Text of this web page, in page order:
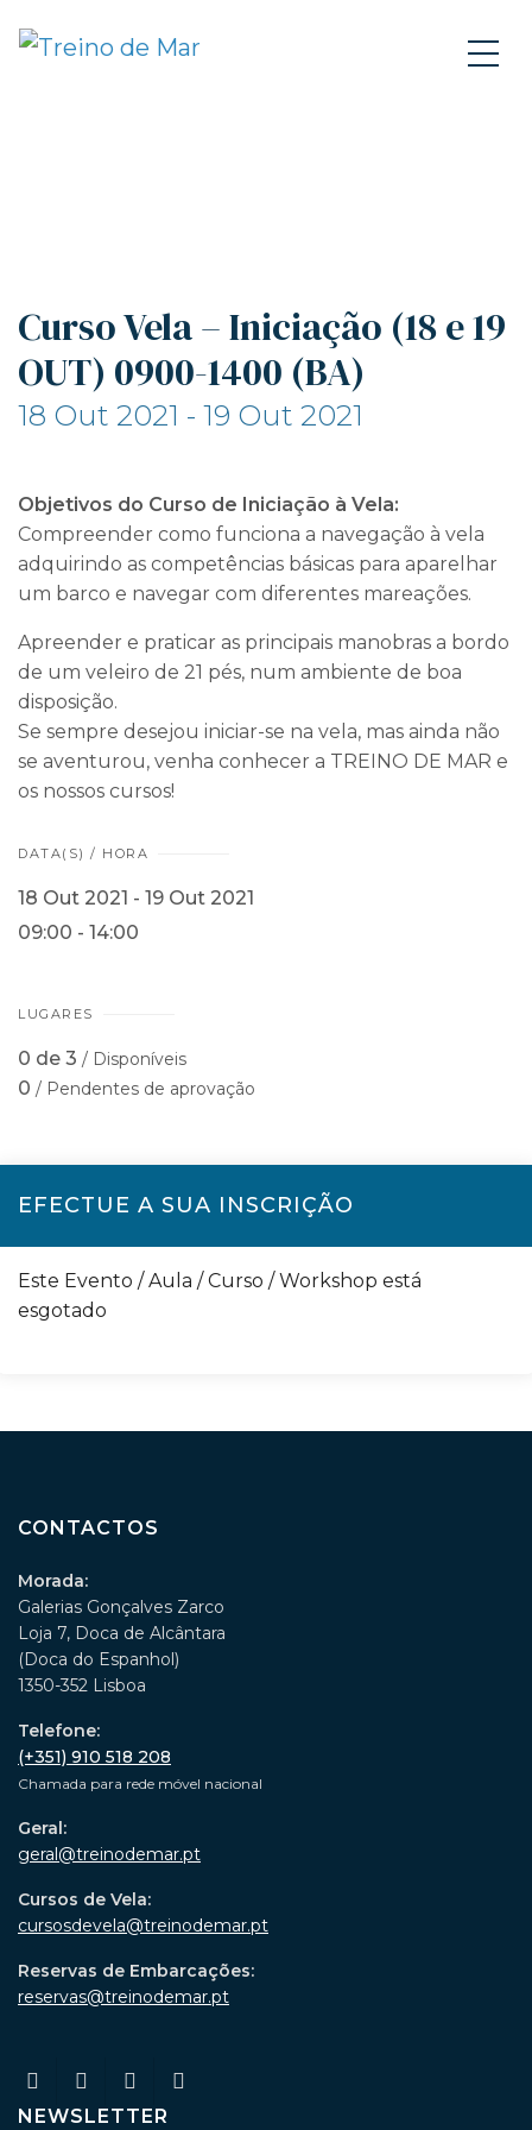
Curso Vela – Iniciação (18 e 19
OUT) 0900-1400 (BA)
18 Out 2021 - 19 Out 2021
Objetivos do Curso de Iniciação à Vela:
Compreender como funciona a navegação à vela
adquirindo as competências básicas para aparelhar
um barco e navegar com diferentes mareações.
Apreender e praticar as principais manobras a bordo
de um veleiro de 21 pés, num ambiente de boa
disposição.
Se sempre desejou iniciar-se na vela, mas ainda não
se aventurou, venha conhecer a TREINO DE MAR e
os nossos cursos!
DATA(S) / HORA
18 Out 2021 - 19 Out 2021
09:00 - 14:00
LUGARES
0 de 3 / Disponíveis
0 / Pendentes de aprovação
EFECTUE A SUA INSCRIÇÃO
Este Evento / Aula / Curso / Workshop está
esgotado
CONTACTOS
Morada:
Galerias Gonçalves Zarco
Loja 7, Doca de Alcântara
(Doca do Espanhol)
1350-352 Lisboa
Telefone:
(+351) 910 518 208
Chamada para rede móvel nacional
Geral:
geral@treinodemar.pt
Cursos de Vela:
cursosdevela@treinodemar.pt
Reservas de Embarcações:
reservas@treinodemar.pt
NEWSLETTER